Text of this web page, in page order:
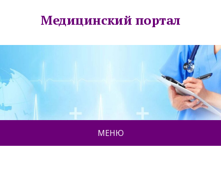
Медицинский портал
МЕНЮ